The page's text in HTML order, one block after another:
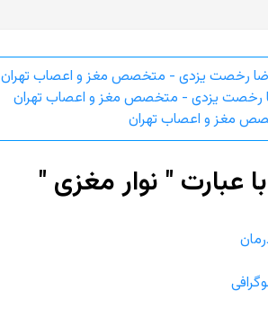
رخصت یزدی - متخصص مغز و اعصاب تهران
رخصت یزدی - متخصص مغز و اعصاب تهران
مغز و اعصاب تهران
عبارت " نوار مغزی "